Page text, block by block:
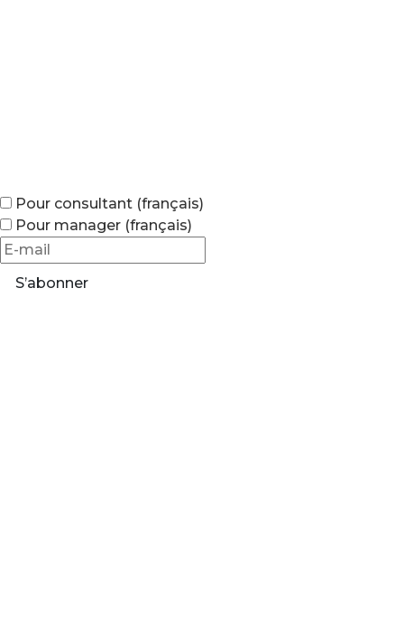
Pour consultant (français)
Pour manager (français)